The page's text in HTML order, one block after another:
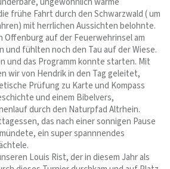
frühe Fahrt durch den Schwarzwald ( um
mit herrlichen Aussichten belohnte.
Offenburg auf der Feuerwehrinsel am
und fühlten noch den Tau auf der Wiese.
und das Programm konnte starten. Mit
wir von Hendrik in den Tag geleitet,
Prüfung zu Karte und Kompass
und einem Bibelvers,
durch den Naturpfad Altrhein.
das nach einer sonnigen Pause
ein super spannnendes
Louis Rist, der in diesem Jahr als